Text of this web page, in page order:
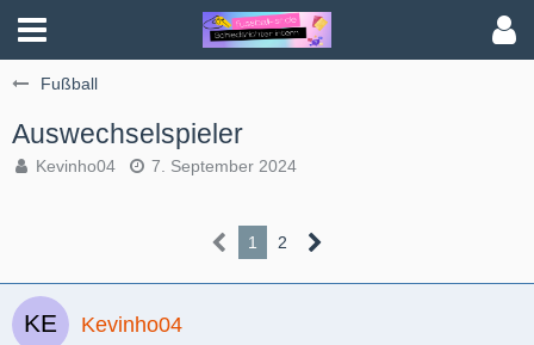
Fußball
Auswechselspieler
Kevinho04 7. September 2024
1 2
Kevinho04